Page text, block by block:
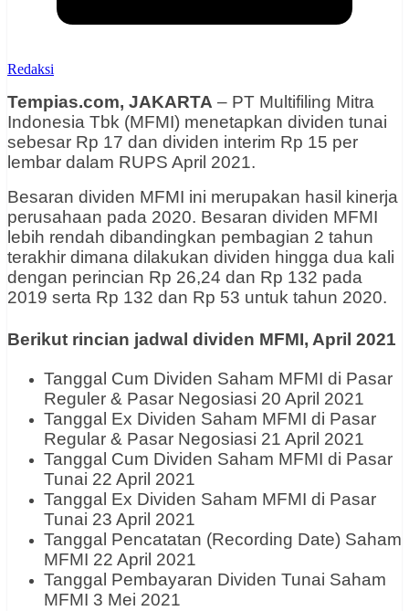
Redaksi
Tempias.com, JAKARTA – PT Multifiling Mitra
Indonesia Tbk (MFMI) menetapkan dividen tunai
sebesar Rp 17 dan dividen interim Rp 15 per
lembar dalam RUPS April 2021.
Besaran dividen MFMI ini merupakan hasil kinerja
perusahaan pada 2020. Besaran dividen MFMI
lebih rendah dibandingkan pembagian 2 tahun
terakhir dimana dilakukan dividen hingga dua kali
dengan perincian Rp 26,24 dan Rp 132 pada
2019 serta Rp 132 dan Rp 53 untuk tahun 2020.
Berikut rincian jadwal dividen MFMI, April 2021
Tanggal Cum Dividen Saham MFMI di Pasar
Reguler & Pasar Negosiasi 20 April 2021
Tanggal Ex Dividen Saham MFMI di Pasar
Regular & Pasar Negosiasi 21 April 2021
Tanggal Cum Dividen Saham MFMI di Pasar
Tunai 22 April 2021
Tanggal Ex Dividen Saham MFMI di Pasar
Tunai 23 April 2021
Tanggal Pencatatan (Recording Date) Saham
MFMI 22 April 2021
Tanggal Pembayaran Dividen Tunai Saham
MFMI 3 Mei 2021